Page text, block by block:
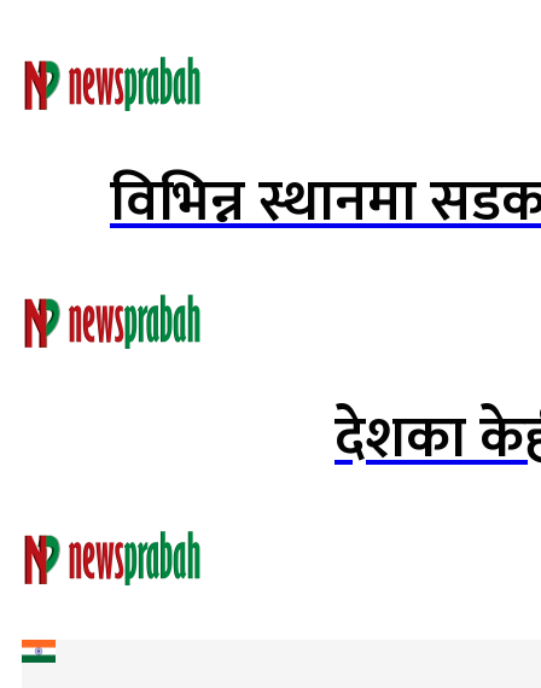
विभिन्न स्थानमा
देशका